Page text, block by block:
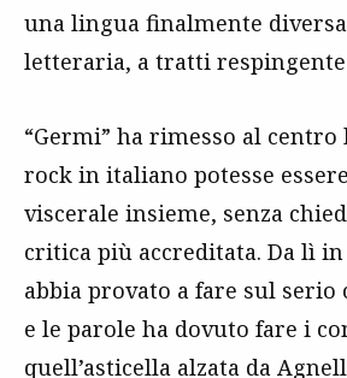
una lingua finalmente
letteraria, a tratti
“Germi” ha rimesso al centro
rock in italiano potesse
viscerale insieme, senza
critica più accreditata. Da lì
abbia provato a fare sul serio
e le parole ha dovuto fare i
quell’asticella alzata da